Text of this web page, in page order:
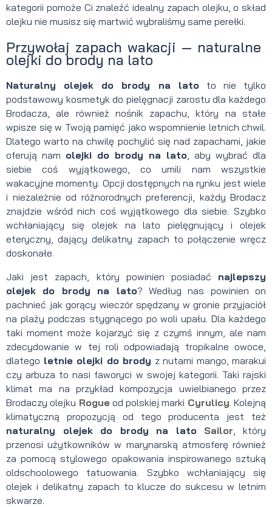
kategorii pomoże Ci znaleźć idealny zapach olejku, o skład
olejku nie musisz się martwić wybraliśmy same perełki.
Przywołaj zapach wakacji — naturalne
olejki do brody na lato
Naturalny olejek do brody na latoto nie tylko
podstawowy kosmetyk do pielęgnacji zarostu dla każdego
Brodacza, ale również nośnik zapachu, który na stałe
wpisze się w Twoją pamięć jako wspomnienie letnich chwil.
Dlatego warto na chwilę pochylić się nad zapachami, jakie
oferują nam olejki do brody na lato , aby wybrać dla
siebie coś wyjątkowego, co umili nam wszystkie
wakacyjne momenty. Opcji dostępnych na rynku jest wiele
i niezależnie od różnorodnych preferencji, każdy Brodacz
znajdzie wśród nich coś wyjątkowego dla siebie. Szybko
wchłaniający się olejek na lato pielęgnujący i olejek
eteryczny, dający delikatny zapach to połączenie wręcz
doskonałe.
Jaki jest zapach, który powinien posiadać najlepszy
olejek do brody na lato? Według nas powinien on
pachnieć jak gorący wieczór spędzany w gronie przyjaciół
na plaży podczas stygnącego po woli upału. Dla każdego
taki moment może kojarzyć się z czymś innym, ale nam
zdecydowanie w tej roli odpowiadają tropikalne owoce,
dlatego letnie olejki do brody z nutami mango, marakui
czy arbuza to nasi faworyci w swojej kategorii. Taki rajski
klimat ma na przykład kompozycja uwielbianego przez
Brodaczy olejku Rogueod polskiej marki Cyrulicy. Kolejną
klimatyczną propozycją od tego producenta jest też
naturalny olejek do brody na lato Sailor , który
przenosi użytkowników w marynarską atmosferę również
za pomocą stylowego opakowania inspirowanego sztuką
oldschoolowego tatuowania. Szybko wchłaniający się
olejek i delikatny zapach to klucze do sukcesu w letnim
skwarze.